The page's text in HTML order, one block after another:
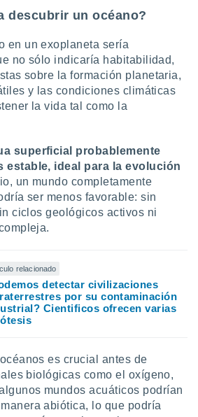
descubrir un océano?
en un exoplaneta sería
no sólo indicaría habitabilidad,
sobre la formación planetaria,
y las condiciones climáticas
la vida tal como la
superficial probablemente
estable, ideal para la evolución
un mundo completamente
ser menos favorable: sin
ciclos geológicos activos ni
relacionado
detectar civilizaciones
por su contaminación
Cientificos ofrecen varias
es crucial antes de
biológicas como el oxígeno,
mundos acuáticos podrían
abiótica, lo que podría